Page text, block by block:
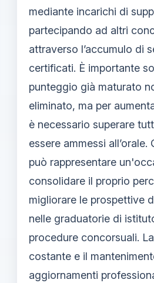
mediante incarichi di
partecipando ad altri
attraverso l’accumulo di
certificati. È importante
punteggio già maturato
eliminato, ma per
è necessario superare
essere ammessi
può rappresentare
consolidare il proprio
migliorare le prospettive
nelle graduatorie di
procedure concorsuali.
costante e il
aggiornamenti